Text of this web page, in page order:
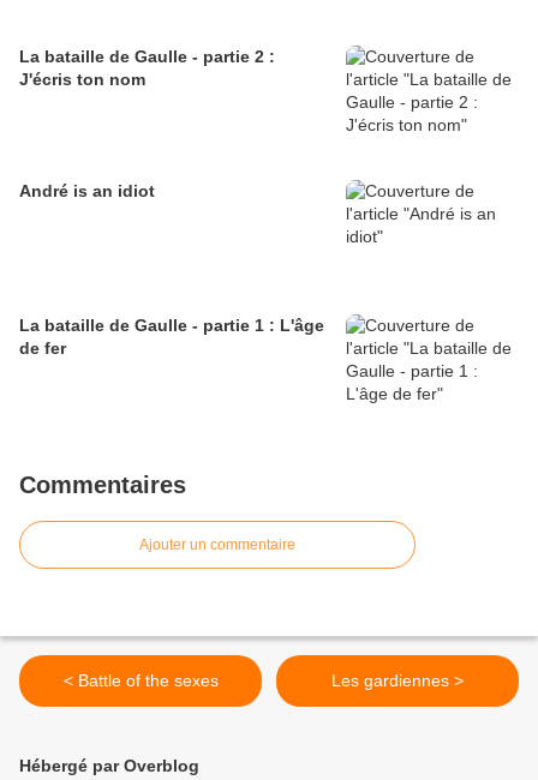
La bataille de Gaulle - partie 2 :
J'écris ton nom
André is an idiot
La bataille de Gaulle - partie 1 : L'âge
de fer
Commentaires
Ajouter un commentaire
< Battle of the sexes Les gardiennes >
Hébergé par Overblog